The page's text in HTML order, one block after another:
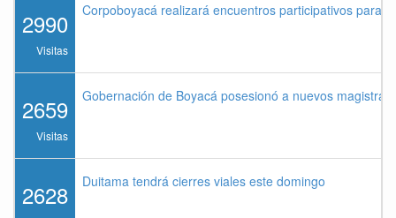
2990
Visitas
Corpoboyacá realizará encuentros participativos para
2659
Visitas
Gobernación de Boyacá posesionó a nuevos
2628 Duitama tendrá cierres viales este domingo